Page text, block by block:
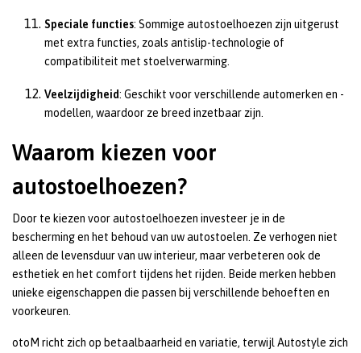
Speciale functies: Sommige autostoelhoezen zijn uitgerust
met extra functies, zoals antislip-technologie of
compatibiliteit met stoelverwarming.
Veelzijdigheid: Geschikt voor verschillende automerken en -
modellen, waardoor ze breed inzetbaar zijn.
Waarom kiezen voor
autostoelhoezen?
Door te kiezen voor autostoelhoezen investeer je in de
bescherming en het behoud van uw autostoelen. Ze verhogen niet
alleen de levensduur van uw interieur, maar verbeteren ook de
esthetiek en het comfort tijdens het rijden. Beide merken hebben
unieke eigenschappen die passen bij verschillende behoeften en
voorkeuren.
otoM richt zich op betaalbaarheid en variatie, terwijl Autostyle zich